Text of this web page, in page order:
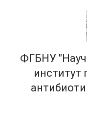
ФГБНУ